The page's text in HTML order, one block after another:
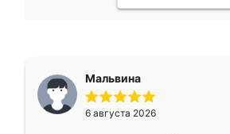
Мальвина
6 августа 2026